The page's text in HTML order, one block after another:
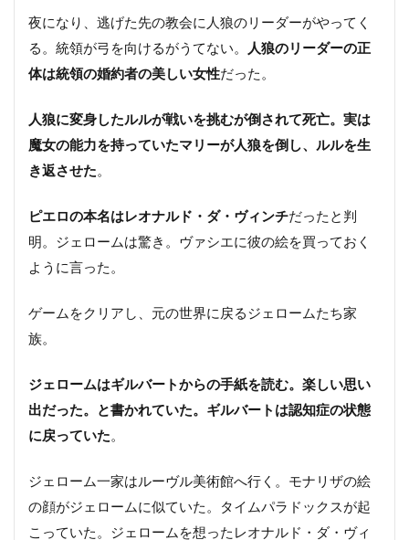
夜になり、逃げた先の教会に人狼のリーダーがやってく
る。統領が弓を向けるがうてない。
人狼のリーダーの正
体は統領の婚約者の美しい女性だった。
人狼に変身したルルが戦いを挑むが倒されて死亡。実は
魔女の能力を持っていたマリーが人狼を倒し、ルルを生
き返させた。
ピエロの本名はレオナルド・ダ・ヴィンチだったと判
明。ジェロームは驚き。ヴァシエに彼の絵を買っておく
ように言った。
ゲームをクリアし、元の世界に戻るジェロームたち家
族。
ジェロームはギルバートからの手紙を読む。楽しい思い
出だった。と書かれていた。ギルバートは認知症の状態
に戻っていた。
ジェローム一家はルーヴル美術館へ行く。モナリザの絵
の顔がジェロームに似ていた。タイムパラドックスが起
こっていた。ジェロームを想ったレオナルド・ダ・ヴィ